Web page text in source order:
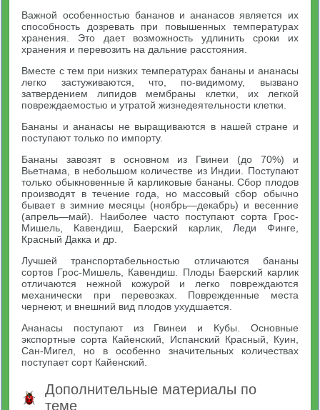
Важной особенностью бананов и ананасов является их
способность дозревать при повышенных температурах
хранения. Это дает возможность удлинить сроки их
хранения и перевозить на дальние расстояния.
Вместе с тем при низких температурах бананы и ананасы
легко застуживаются, что, по-видимому, вызвано
затвердением липидов мембраны клетки, их легкой
повреждаемостью и утратой жизнедеятельности клетки.
Бананы и ананасы не выращиваются в нашей стране и
поступают только по импорту.
Бананы завозят в основном из Гвинеи (до 70%) и
Вьетнама, в небольшом количестве из Индии. Поступают
только обыкновенные й карликовые бананы. Сбор плодов
производят в течение года, но массовый сбор обычно
бывает в зимние месяцы (ноябрь—декабрь) и весенние
(апрель—май). Наиболее часто поступают сорта Грос-
Мишель, Кавендиш, Баерский карлик, Леди Финге,
Красный Дакка и др.
Лучшей транспортабельностью отличаются бананы
сортов Грос-Мишель, Кавендиш. Плоды Баерский карлик
отличаются нежной кожурой и легко повреждаются
механически при перевозках. Поврежденные места
чернеют, и внешний вид плодов ухудшается.
Ананасы поступают из Гвинеи и Кубы. Основные
экспортные сорта Кайенский, Испанский Красный, Куин,
Сан-Мигел, но в особенно значительных количествах
поступает сорт Кайенский.
Дополнительные материалы по
теме